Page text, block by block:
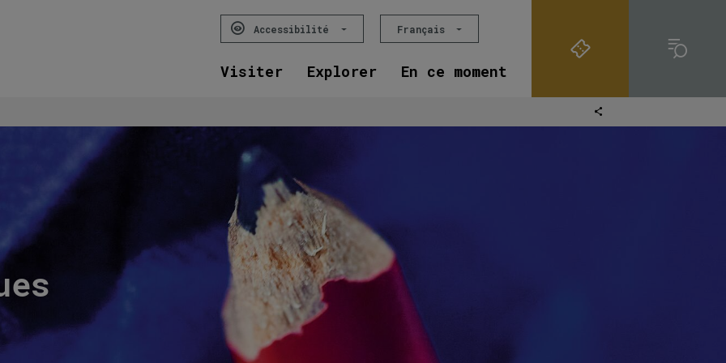
Accessibilité Français
Visiter Explorer En ce moment